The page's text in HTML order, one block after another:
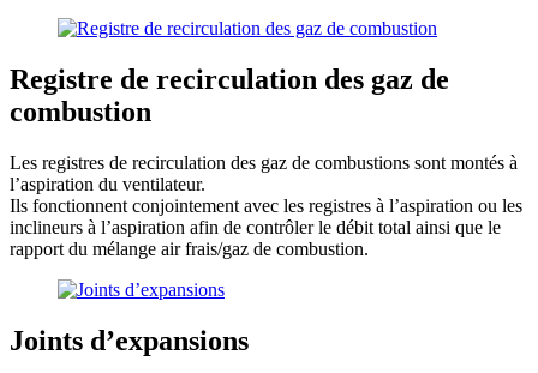
Registre de recirculation des gaz de
combustion
Les registres de recirculation des gaz de combustions sont montés à
l’aspiration du ventilateur.
Ils fonctionnent conjointement avec les registres à l’aspiration ou les
inclineurs à l’aspiration afin de contrôler le débit total ainsi que le
rapport du mélange air frais/gaz de combustion.
Joints d’expansions